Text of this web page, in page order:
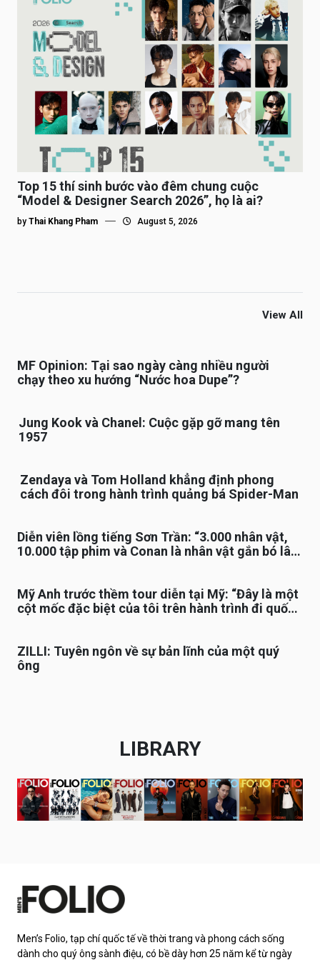
Top 15 thí sinh bước vào đêm chung cuộc
“Model & Designer Search 2026”, họ là ai?
by Thai Khang Pham August 5, 2026
View All
MF Opinion: Tại sao ngày càng nhiều người
chạy theo xu hướng “Nước hoa Dupe”?
Jung Kook và Chanel: Cuộc gặp gỡ mang tên
1957
Zendaya và Tom Holland khẳng định phong
cách đôi trong hành trình quảng bá Spider-Man
Diễn viên lồng tiếng Sơn Trần: “3.000 nhân vật,
10.000 tập phim và Conan là nhân vật gắn bó lâu
Mỹ Anh trước thềm tour diễn tại Mỹ: “Đây là một
cột mốc đặc biệt của tôi trên hành trình đi quốc
ZILLI: Tuyên ngôn về sự bản lĩnh của một quý
ông
LIBRARY
Men’s Folio, tạp chí quốc tế về thời trang và phong cách sống
dành cho quý ông sành điệu, có bề dày hơn 25 năm kể từ ngày